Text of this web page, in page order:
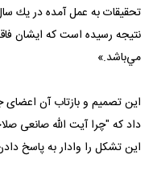
تحقيقات به عمل آمده در يك
نتيجه رسيده است كه ايشان
مي‌باشد.»
این تصمیم و بازتاب آن اعضای
داد که "چرا آیت الله صانعی
این تشکل را وادار به پاسخ